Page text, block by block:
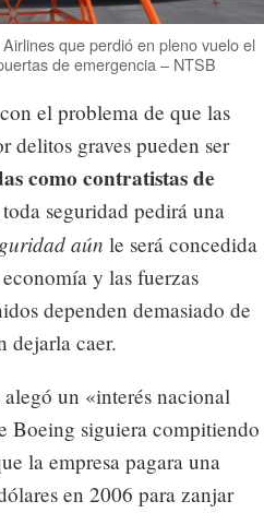
que perdió en pleno vuelo el
de emergencia – NTSB
el problema de que las
delitos graves pueden ser
como contratistas de
seguridad pedirá una
aún le será concedida
y las fuerzas
dependen demasiado de
dejarla caer.
un «interés nacional
Boeing siguiera compitiendo
la empresa pagara una
en 2006 para zanjar